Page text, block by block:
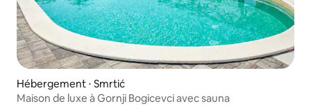
Hébergement ⋅ Smrtić
Maison de luxe à Gornji Bogicevci avec sauna